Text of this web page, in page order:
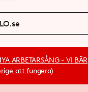
ARBETARSÅNG - VI BÄR
att fungera)